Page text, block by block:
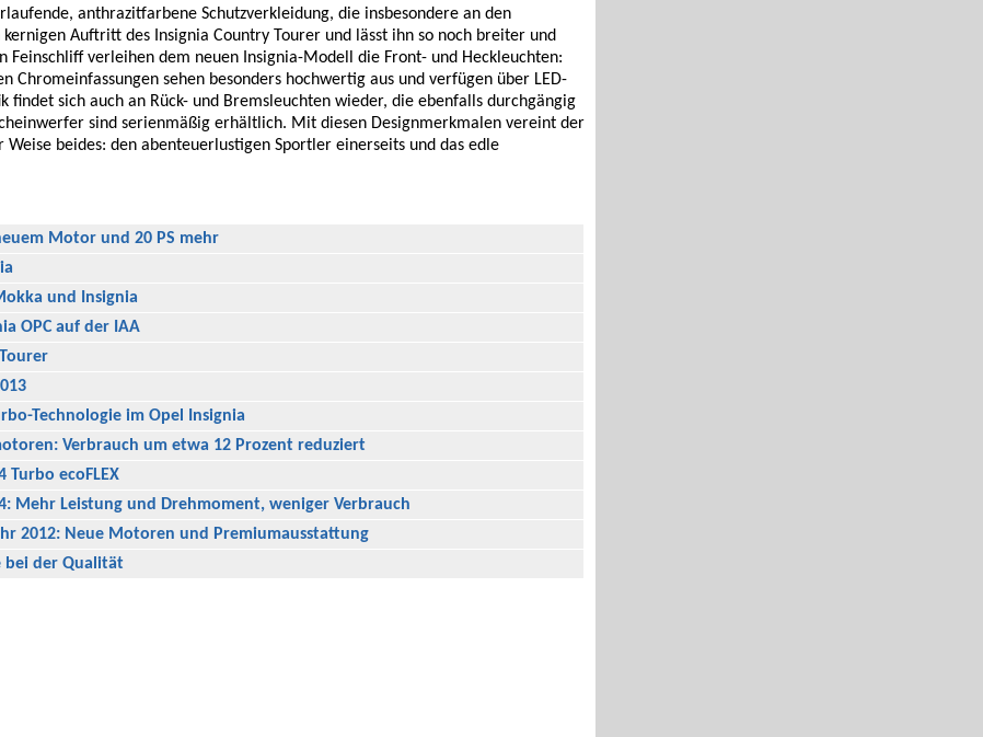
anthrazitfarbene Schutzverkleidung, die insbesondere an den
Auftritt des Insignia Country Tourer und lässt ihn so noch breiter und
Feinschliff verleihen dem neuen Insignia-Modell die Front- und Heckleuchten:
Chromeinfassungen sehen besonders hochwertig aus und verfügen über LED-
findet sich auch an Rück- und Bremsleuchten wieder, die ebenfalls durchgängig
sind serienmäßig erhältlich. Mit diesen Designmerkmalen vereint der
beides: den abenteuerlustigen Sportler einerseits und das edle
Motor und 20 PS mehr
und Insignia
OPC auf der IAA
Technologie im Opel Insignia
Verbrauch um etwa 12 Prozent reduziert
Turbo ecoFLEX
Mehr Leistung und Drehmoment, weniger Verbrauch
2012: Neue Motoren und Premiumausstattung
bei der Qualität